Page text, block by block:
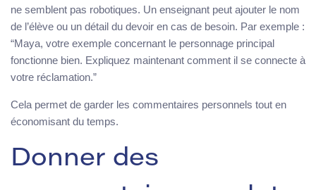
ne semblent pas robotiques. Un enseignant peut ajouter le nom
de l’élève ou un détail du devoir en cas de besoin. Par exemple :
“Maya, votre exemple concernant le personnage principal
fonctionne bien. Expliquez maintenant comment il se connecte à
votre réclamation.”
Cela permet de garder les commentaires personnels tout en
économisant du temps.
Donner des